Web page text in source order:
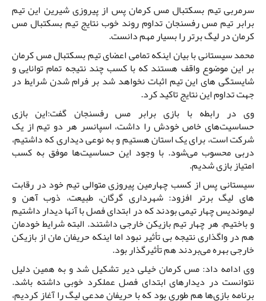
سرمربی تیم بسکتبال مس کرمان پس از پیروزی شیرین این تیم
برابر تیم مس رفسنجان تداوم روند خوب نتایج تیم بسکتبال مس
کرمان در لیگ برتر را بسیار مهم دانست.
محمد سیستانی با بیان اینکه تمامی اعضای تیم بسکتبال مس کرمان
بر این موضوع واقف هستند که با کسب چند نتیجه تمام توانایی و
شایستگی های این تیم اثبات نخواهد شد بر فرام شدن شرایط در
جهت تداوم این نتایج تاکید کرد.
وی در رابطه با بازی برابر مس رفسنجان گفت:این بازی
حساسیت‌های خاص خودش را داشت، اسپانسر هر دو تیم از یک
شرکت است، برای یک استان هستیم و به نوعی دیداری که داشتیم،
دربی محسوب می‌شود. با وجود این حساسیت‌ها موفق به کسب
امتیاز بازی شدیم.
سیستانی پس از کسب چهارمین پیروزی متوالی تیم خود در رقابت
های لیگ برتر افزود: شهرداری گرگان، طبیعت، ذوب آهن و
لیموندیس چهار تیمی بودند که در ابتدای فصل با آنها دیدار داشتیم
و باختیم. هر چهار تیم بازیکن خارجی داشتند. البته شرایط خودمان
هم در واگذاری نتیجه بی تأثیر نبود اما اینکه حریفان مان از بازیکن
خارجی بهره می‌بردند هم تأثیرگذار بود.
وی ادامه داد: مس کرمان خیلی دیر تشکیل شد و به همین دلیل
نتوانست در دیدارهای ابتدای فصل عملکرد خوبی داشته باشد.
برنامه بازی‌ها هم طوری بود که با حریفان مدعی لیگ را آغاز کردیم،